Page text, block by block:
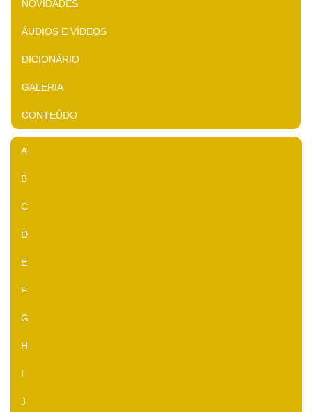
NOVIDADES
ÁUDIOS E VÍDEOS
DICIONÁRIO
GALERIA
CONTEÚDO
A
B
C
D
E
F
G
H
I
J